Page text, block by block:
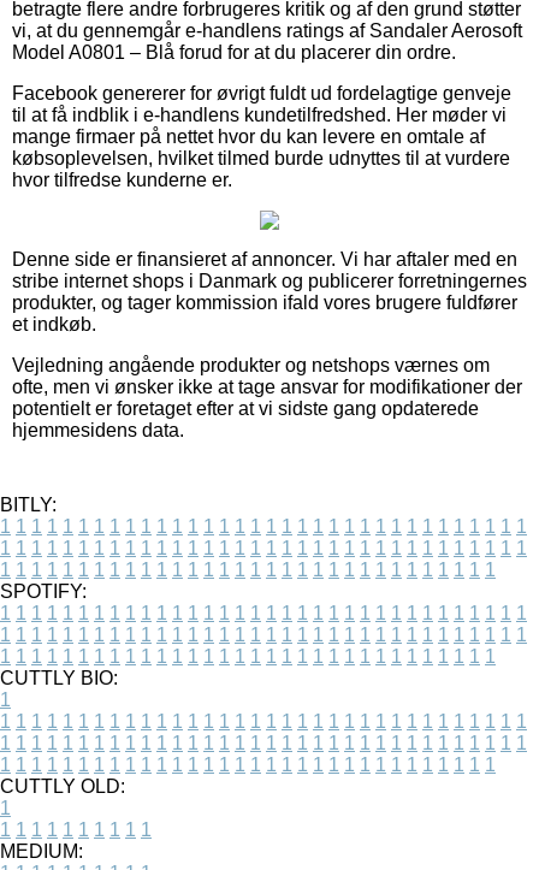
betragte flere andre forbrugeres kritik og af den grund støtter
vi, at du gennemgår e-handlens ratings af Sandaler Aerosoft
Model A0801 – Blå forud for at du placerer din ordre.
Facebook genererer for øvrigt fuldt ud fordelagtige genveje
til at få indblik i e-handlens kundetilfredshed. Her møder vi
mange firmaer på nettet hvor du kan levere en omtale af
købsoplevelsen, hvilket tilmed burde udnyttes til at vurdere
hvor tilfredse kunderne er.
Denne side er finansieret af annoncer. Vi har aftaler med en
stribe internet shops i Danmark og publicerer forretningernes
produkter, og tager kommission ifald vores brugere fuldfører
et indkøb.
Vejledning angående produkter og netshops værnes om
ofte, men vi ønsker ikke at tage ansvar for modifikationer der
potentielt er foretaget efter at vi sidste gang opdaterede
hjemmesidens data.
BITLY:
1 1 1 1 1 1 1 1 1 1 1 1 1 1 1 1 1 1 1 1 1 1 1 1 1 1 1 1 1 1 1 1 1 1
1 1 1 1 1 1 1 1 1 1 1 1 1 1 1 1 1 1 1 1 1 1 1 1 1 1 1 1 1 1 1 1 1 1
1 1 1 1 1 1 1 1 1 1 1 1 1 1 1 1 1 1 1 1 1 1 1 1 1 1 1 1 1 1 1 1
SPOTIFY:
1 1 1 1 1 1 1 1 1 1 1 1 1 1 1 1 1 1 1 1 1 1 1 1 1 1 1 1 1 1 1 1 1 1
1 1 1 1 1 1 1 1 1 1 1 1 1 1 1 1 1 1 1 1 1 1 1 1 1 1 1 1 1 1 1 1 1 1
1 1 1 1 1 1 1 1 1 1 1 1 1 1 1 1 1 1 1 1 1 1 1 1 1 1 1 1 1 1 1 1
CUTTLY BIO:
1
1 1 1 1 1 1 1 1 1 1 1 1 1 1 1 1 1 1 1 1 1 1 1 1 1 1 1 1 1 1 1 1 1 1
1 1 1 1 1 1 1 1 1 1 1 1 1 1 1 1 1 1 1 1 1 1 1 1 1 1 1 1 1 1 1 1 1 1
1 1 1 1 1 1 1 1 1 1 1 1 1 1 1 1 1 1 1 1 1 1 1 1 1 1 1 1 1 1 1 1
CUTTLY OLD:
1
1 1 1 1 1 1 1 1 1 1
MEDIUM: